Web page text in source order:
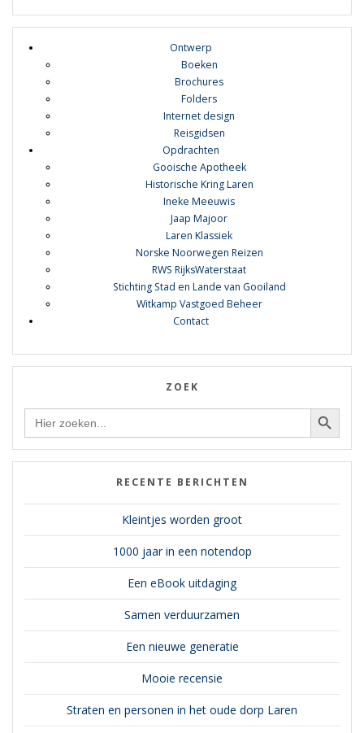
Ontwerp
Boeken
Brochures
Folders
Internet design
Reisgidsen
Opdrachten
Gooische Apotheek
Historische Kring Laren
Ineke Meeuwis
Jaap Majoor
Laren Klassiek
Norske Noorwegen Reizen
RWS RijksWaterstaat
Stichting Stad en Lande van Gooiland
Witkamp Vastgoed Beheer
Contact
ZOEK
Zoek Zoekknop
RECENTE BERICHTEN
Kleintjes worden groot
1000 jaar in een notendop
Een eBook uitdaging
Samen verduurzamen
Een nieuwe generatie
Mooie recensie
Straten en personen in het oude dorp Laren